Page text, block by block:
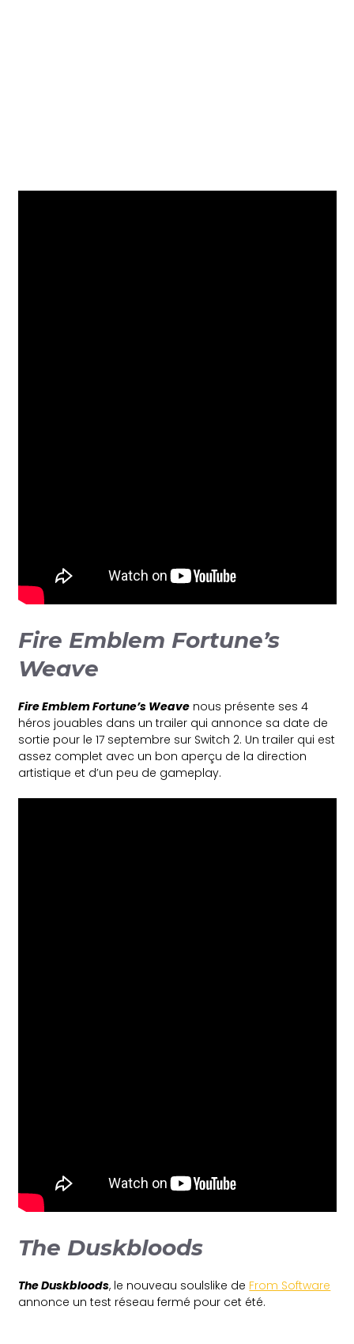
Fire Emblem Fortune’s
Weave
Fire Emblem Fortune’s Weave nous présente ses 4
héros jouables dans un trailer qui annonce sa date de
sortie pour le 17 septembre sur Switch 2. Un trailer qui est
assez complet avec un bon aperçu de la direction
artistique et d’un peu de gameplay.
The Duskbloods
The Duskbloods, le nouveau soulslike de From Software
annonce un test réseau fermé pour cet été.